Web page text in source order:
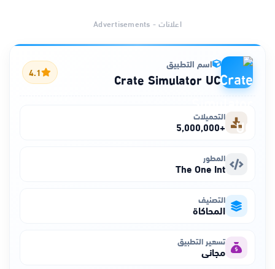
ذكاء اصطناعي
اعلانات - Advertisements
اسم التطبيق
Crate Simulator UC
4.1
التحميلات
+5,000,000
المطور
The One Int
التصنيف
المحاكاة
تسعير التطبيق
مجاني